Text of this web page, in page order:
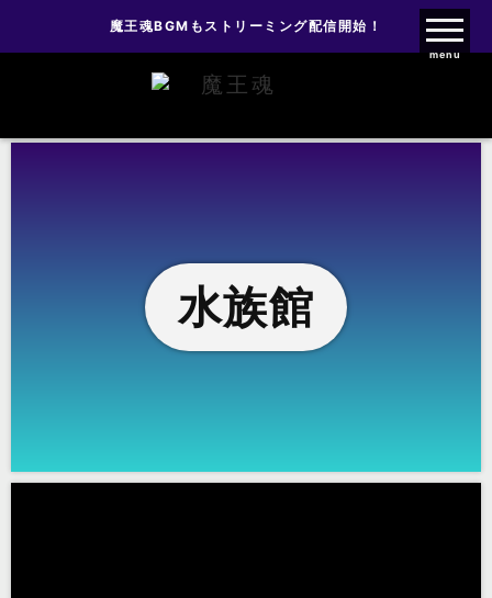
魔王魂ファンクラブ
魔王魂BGMもストリーミング配信開始！
menu
水族館